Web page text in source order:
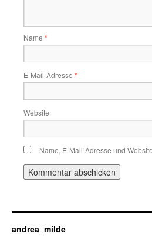
Name *
E-Mail-Adresse *
Website
Name, E-Mail-Adresse und
andrea_milde